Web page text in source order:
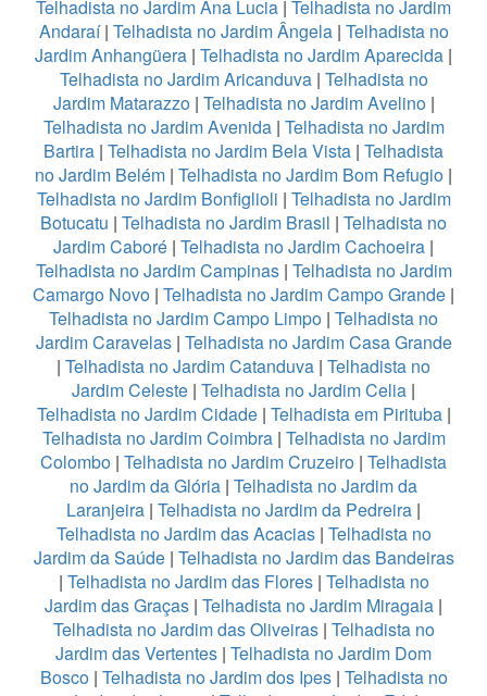
Telhadista no Jardim Ana Lucia | Telhadista no Jardim
Andaraí| Telhadista no Jardim Ângela| Telhadista no
Jardim Anhangüera | Telhadista no Jardim Aparecida |
Telhadista no Jardim Aricanduva| Telhadista no
Jardim Matarazzo| Telhadista no Jardim Avelino|
Telhadista no Jardim Avenida| Telhadista no Jardim
Bartira | Telhadista no Jardim Bela Vista | Telhadista
no Jardim Belém | Telhadista no Jardim Bom Refugio |
Telhadista no Jardim Bonfiglioli | Telhadista no Jardim
Botucatu | Telhadista no Jardim Brasil | Telhadista no
Jardim Caboré | Telhadista no Jardim Cachoeira |
Telhadista no Jardim Campinas| Telhadista no Jardim
Camargo Novo | Telhadista no Jardim Campo Grande |
Telhadista no Jardim Campo Limpo | Telhadista no
Jardim Caravelas| Telhadista no Jardim Casa Grande
| Telhadista no Jardim Catanduva | Telhadista no
Jardim Celeste | Telhadista no Jardim Celia |
Telhadista no Jardim Cidade| Telhadista em Pirituba|
Telhadista no Jardim Coimbra| Telhadista no Jardim
Colombo | Telhadista no Jardim Cruzeiro | Telhadista
no Jardim da Glória | Telhadista no Jardim da
Laranjeira | Telhadista no Jardim da Pedreira |
Telhadista no Jardim das Acacias| Telhadista no
Jardim da Saúde| Telhadista no Jardim das Bandeiras
| Telhadista no Jardim das Flores| Telhadista no
Jardim das Graças | Telhadista no Jardim Miragaia |
Telhadista no Jardim das Oliveiras| Telhadista no
Jardim das Vertentes | Telhadista no Jardim Dom
Bosco| Telhadista no Jardim dos Ipes| Telhadista no